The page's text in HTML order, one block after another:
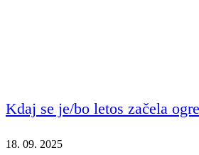
Kdaj se je/bo letos začela
18. 09. 2025